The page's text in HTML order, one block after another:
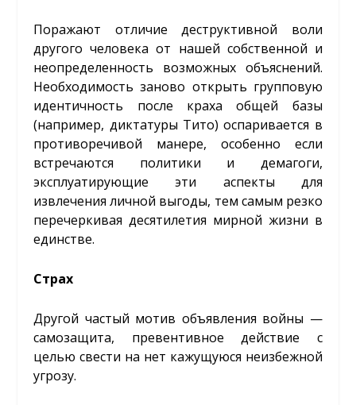
Поражают отличие деструктивной воли
другого человека от нашей собственной и
неопределенность возможных объяснений.
Необходимость заново открыть групповую
идентичность после краха общей базы
(например, диктатуры Тито) оспаривается в
противоречивой манере, особенно если
встречаются политики и демагоги,
эксплуатирующие эти аспекты для
извлечения личной выгоды, тем самым резко
перечеркивая десятилетия мирной жизни в
единстве.
Страх
Другой частый мотив объявления войны —
самозащита, превентивное действие с
целью свести на нет кажущуюся неизбежной
угрозу.